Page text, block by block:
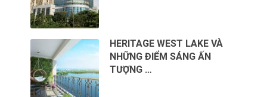
HERITAGE WEST LAKE VÀ
NHỮNG ĐIỂM SÁNG ẤN
TƯỢNG …